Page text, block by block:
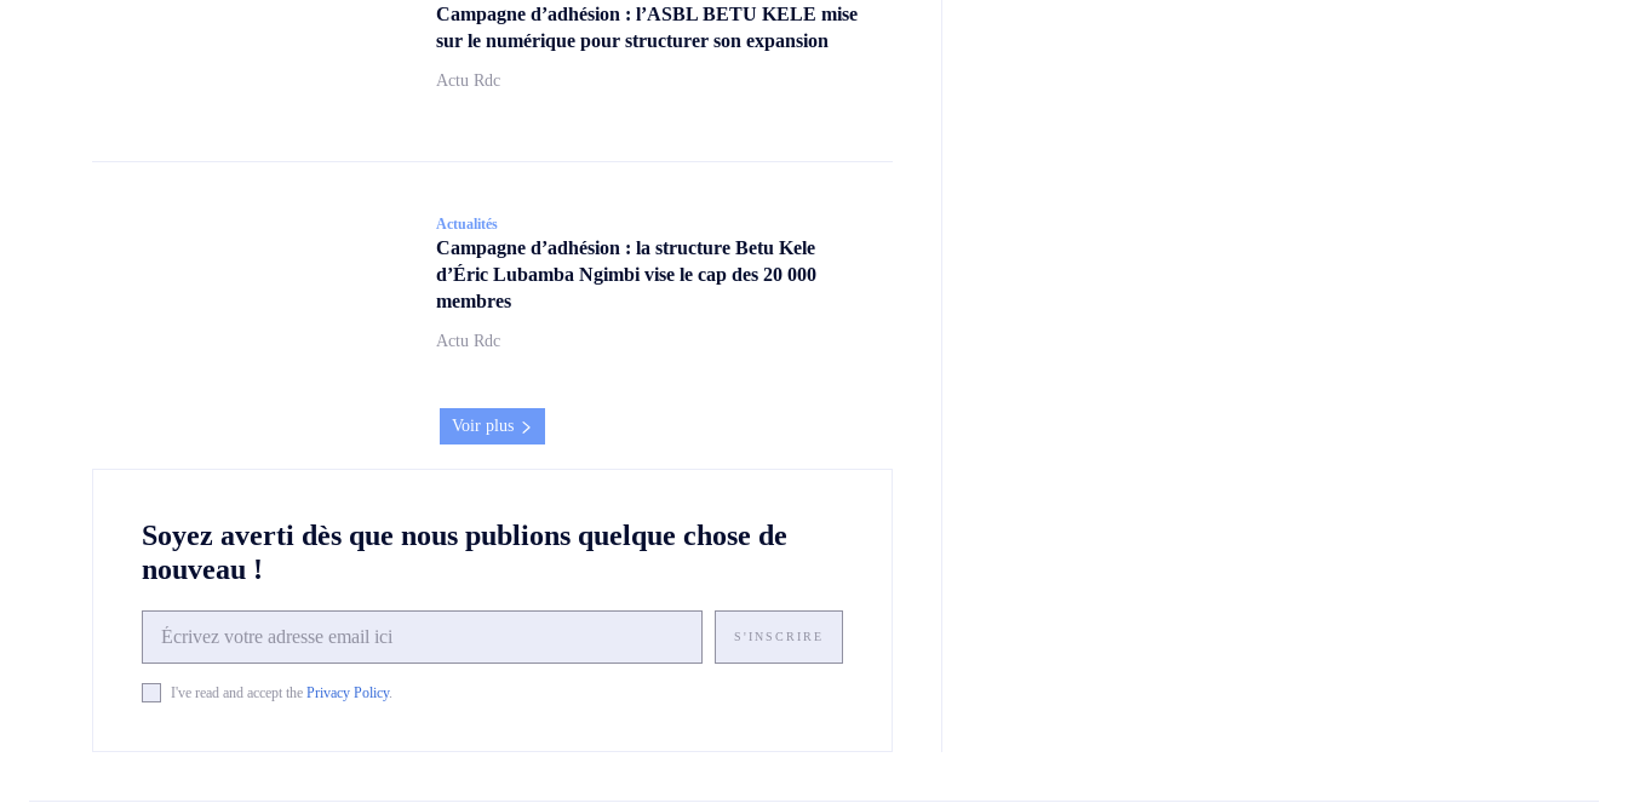
Campagne d’adhésion : l’ASBL BETU KELE mise
sur le numérique pour structurer son expansion
Actu Rdc
Actualités
Campagne d’adhésion : la structure Betu Kele
d’Éric Lubamba Ngimbi vise le cap des 20 000
membres
Actu Rdc
Voir plus
Soyez averti dès que nous publions quelque chose de
nouveau !
S'INSCRIRE
I've read and accept the Privacy Policy.